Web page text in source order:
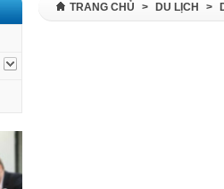
TRANG CHỦ > DU LỊCH >